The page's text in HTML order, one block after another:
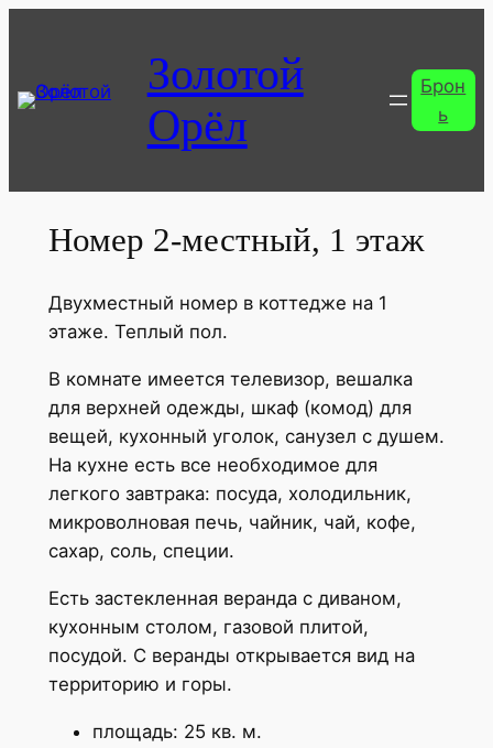
содержимому
Золотой
Орёл
Брон
ь
Номер 2-местный, 1 этаж
Двухместный номер в коттедже на 1
этаже. Теплый пол.
В комнате имеется телевизор, вешалка
для верхней одежды, шкаф (комод) для
вещей, кухонный уголок, санузел с душем.
На кухне есть все необходимое для
легкого завтрака: посуда, холодильник,
микроволновая печь, чайник, чай, кофе,
сахар, соль, специи.
Есть застекленная веранда с диваном,
кухонным столом, газовой плитой,
посудой. С веранды открывается вид на
территорию и горы.
площадь: 25 кв. м.